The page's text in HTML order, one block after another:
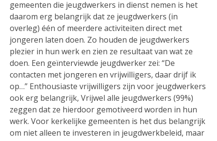
gemeenten die jeugdwerkers in dienst nemen is het
daarom erg belangrijk dat ze jeugdwerkers (in
overleg) één of meerdere activiteiten direct met
jongeren laten doen. Zo houden de jeugdwerkers
plezier in hun werk en zien ze resultaat van wat ze
doen. Een geïnterviewde jeugdwerker zei: “De
contacten met jongeren en vrijwilligers, daar drijf ik
op…” Enthousiaste vrijwilligers zijn voor jeugdwerkers
ook erg belangrijk, Vrijwel alle jeugdwerkers (99%)
zeggen dat ze hierdoor gemotiveerd worden in hun
werk. Voor kerkelijke gemeenten is het dus belangrijk
om niet alleen te investeren in jeugdwerkbeleid, maar